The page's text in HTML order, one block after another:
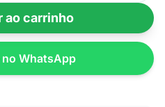
ao carrinho
WhatsApp